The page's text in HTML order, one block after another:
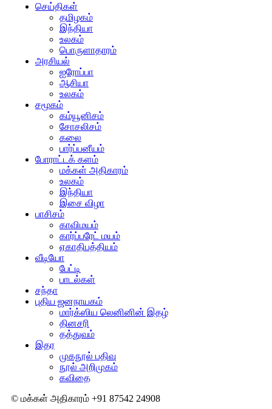
செய்திகள்
தமிழகம்
இந்தியா
உலகம்
பொருளாதாரம்
அரசியல்
ஐரோப்பா
ஆசியா
உலகம்
சமூகம்
கம்யூனிசம்
சோசலிசம்
கலை
பார்ப்பனீயம்
போராட்டக் களம்
மக்கள் அதிகாரம்
உலகம்
இந்தியா
இசை விழா
பாசிசம்
காவிமயம்
கார்ப்பரேட் மயம்
ஏகாதிபத்தியம்
வீடியோ
பேட்டி
பாடல்கள்
சந்தா
புதிய ஜனநாயகம்
மார்க்ஸிய லெனினின் இதழ்
தினசரி
தத்துவம்
இதர
முகநூல் பதிவு
நூல் அறிமுகம்
கவிதை
© மக்கள் அதிகாரம் +91 87542 24908